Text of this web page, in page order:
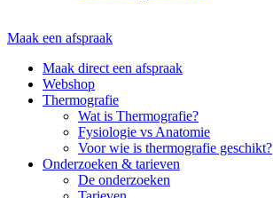
Maak een afspraak
Maak direct een afspraak
Webshop
Thermografie
Wat is Thermografie?
Fysiologie vs Anatomie
Voor wie is thermografie geschikt?
Onderzoeken & tarieven
De onderzoeken